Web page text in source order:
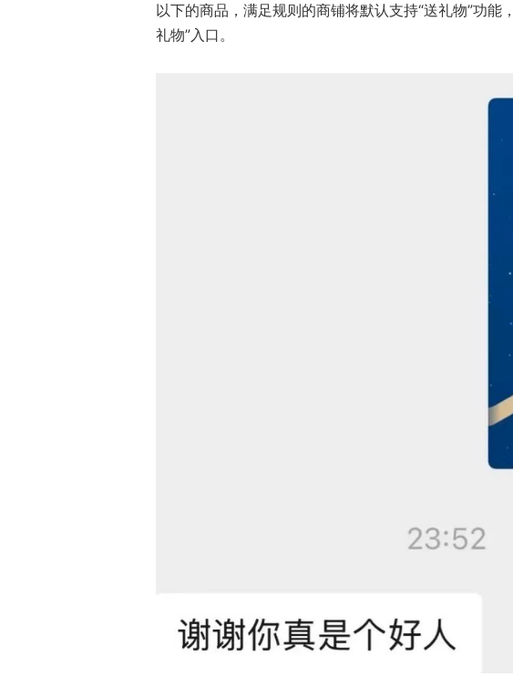
以下的商品，满足规则的商铺将默认支持“送礼物”功能
礼物”入口。